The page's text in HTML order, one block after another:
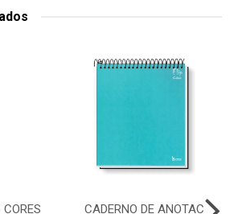
CADERNO DE ANOTAC